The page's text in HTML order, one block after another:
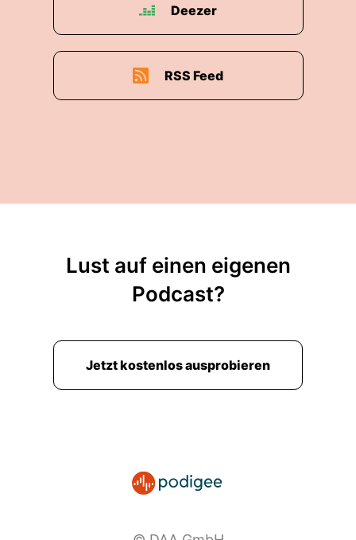
Deezer
RSS Feed
Lust auf einen eigenen
Podcast?
Jetzt kostenlos ausprobieren